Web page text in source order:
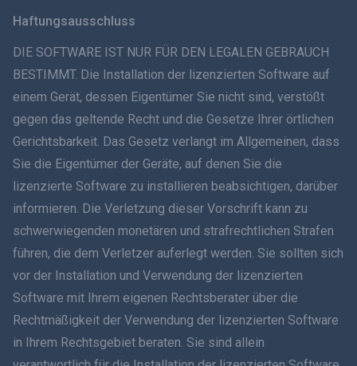
ภาษาไทย
Dansk
हिंदी
עברית
Română
Ελληνικά
Tiếng Việt
Haftungsausschluss
DIE SOFTWARE IST NUR FÜR DEN LEGALEN GEBRAUCH
BESTIMMT. Die Installation der lizenzierten Software auf
einem Gerät, dessen Eigentümer Sie nicht sind, verstößt
gegen das geltende Recht und die Gesetze Ihrer örtlichen
Gerichtsbarkeit. Das Gesetz verlangt im Allgemeinen, dass
Sie die Eigentümer der Geräte, auf denen Sie die
lizenzierte Software zu installieren beabsichtigen, darüber
informieren. Die Verletzung dieser Vorschrift kann zu
schwerwiegenden monetären und strafrechtlichen Strafen
führen, die dem Verletzer auferlegt werden. Sie sollten sich
vor der Installation und Verwendung der lizenzierten
Software mit Ihrem eigenen Rechtsberater über die
Rechtmäßigkeit der Verwendung der lizenzierten Software
in Ihrem Rechtsgebiet beraten. Sie sind allein